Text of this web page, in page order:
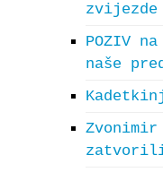
zvijezde
POZIV
naše
zatvorili